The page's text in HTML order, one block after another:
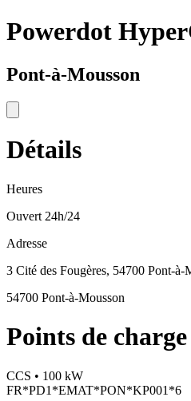
Powerdot
Pont-à-Mousson
Détails
Heures
Ouvert 24h/24
Adresse
3 Cité des Fougères, 54700 Pont-à-
54700 Pont-à-Mousson
Points de charge
CCS • 100 kW
FR*PD1*EMAT*PON*KP001*6